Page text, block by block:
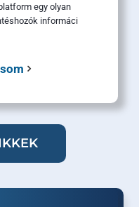
egy olyan
informáci